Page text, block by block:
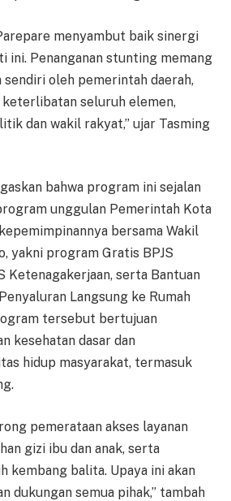
menyambut baik sinergi
ini. Penanganan stunting memang
sendiri oleh pemerintah daerah,
seluruh elemen,
dan wakil rakyat,” ujar Tasming
bahwa program ini sejalan
unggulan Pemerintah Kota
bersama Wakil
yakni program Gratis BPJS
Ketenagakerjaan, serta Bantuan
Langsung ke Rumah
tersebut bertujuan
kesehatan dasar dan
hidup masyarakat, termasuk
pemerataan akses layanan
gizi ibu dan anak, serta
kembang balita. Upaya ini akan
dukungan semua pihak,” tambah